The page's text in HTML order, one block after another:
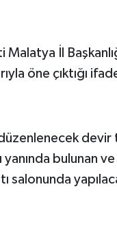
İl
öne çıktığı
devir
bulunan